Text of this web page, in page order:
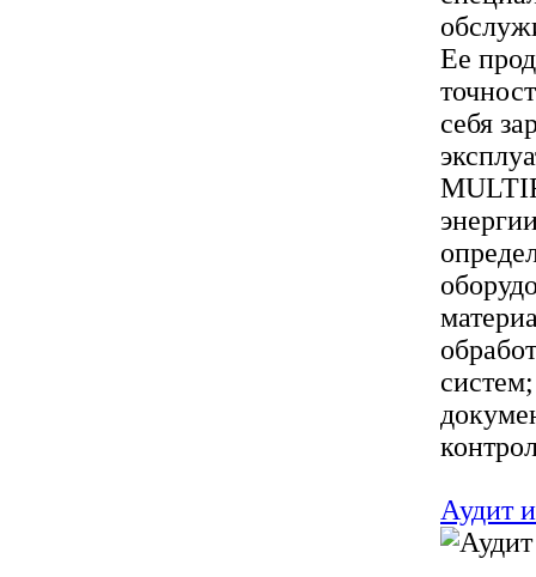
Ее
себя
Аудит